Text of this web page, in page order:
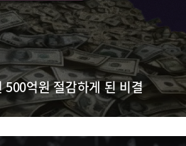
500억원 절감하게 된 비결